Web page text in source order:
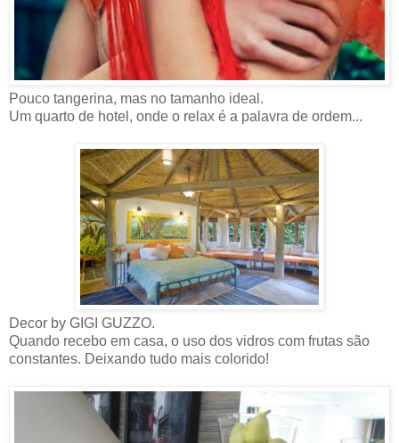
Pouco tangerina, mas no tamanho ideal.
Um quarto de hotel, onde o relax é a palavra de ordem...
Decor by GIGI GUZZO.
Quando recebo em casa, o uso dos vidros com frutas são
constantes. Deixando tudo mais colorido!